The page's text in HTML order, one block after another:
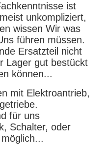
ist
unkompliziert,
wissen Wir was
führen müssen.
Ersatzteil nicht
Lager gut bestückt
können...
mit Elektroantrieb,
für uns
Schalter, oder